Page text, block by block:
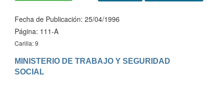
Fecha de Publicación: 25/04/1996
Página: 111-A
Carilla: 9
MINISTERIO DE TRABAJO Y SEGURIDAD